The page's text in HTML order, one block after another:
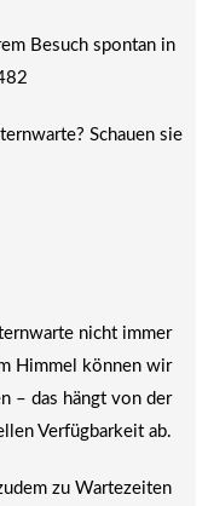
Besuch spontan in
Schauen sie
nicht immer
Himmel können wir
– das hängt von der
Verfügbarkeit ab.
zu Wartezeiten